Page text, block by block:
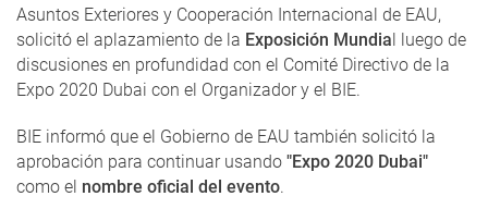
Asuntos Exteriores y Cooperación Internacional de EAU,
solicitó el aplazamiento de la Exposición Mundial luego de
discusiones en profundidad con el Comité Directivo de la
Expo 2020 Dubai con el Organizador y el BIE.
BIE informó que el Gobierno de EAU también solicitó la
aprobación para continuar usando "Expo 2020 Dubai"
como el nombre oficial del evento.